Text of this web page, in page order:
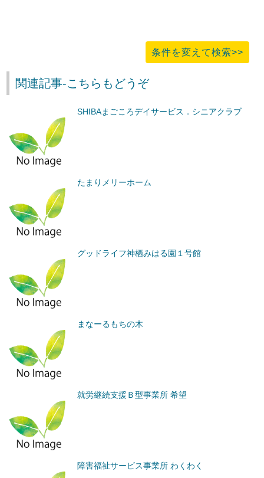
条件を変えて検索>>
関連記事-こちらもどうぞ
SHIBAまごころデイサービス．シニアクラブ
たまりメリーホーム
グッドライフ神栖みはる園１号館
まなーるもちの木
就労継続支援Ｂ型事業所 希望
障害福祉サービス事業所 わくわく